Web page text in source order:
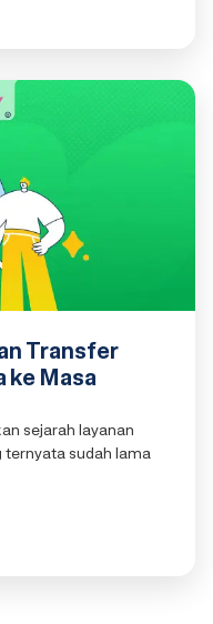
Transfer
ke Masa
sejarah layanan
sudah lama